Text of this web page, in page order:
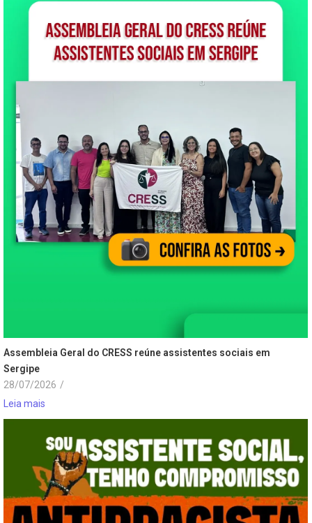
Assembleia Geral do CRESS reúne assistentes sociais em
Sergipe
28/07/2026 /
Leia mais